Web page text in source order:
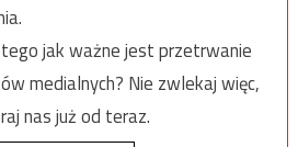
jak ważne jest przetrwanie
medialnych? Nie zwlekaj więc,
nas już od teraz.